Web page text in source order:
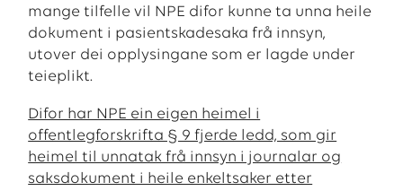
mange tilfelle vil NPE difor kunne ta unna heile
dokument i pasientskadesaka frå innsyn,
utover dei opplysingane som er lagde under
teieplikt.
Difor har NPE ein eigen heimel i
offentlegforskrifta § 9 fjerde ledd, som gir
heimel til unnatak frå innsyn i journalar og
saksdokument i heile enkeltsaker etter